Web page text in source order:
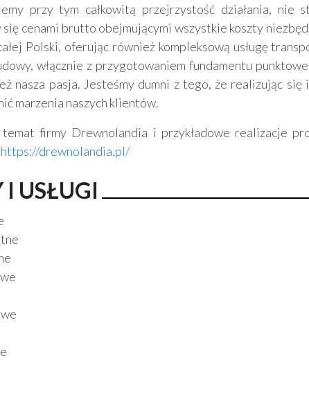
przy tym całkowitą przejrzystość działania, nie
się cenami brutto obejmującymi wszystkie koszty
Polski, oferując również kompleksową usługę
włącznie z przygotowaniem fundamentu
nasza pasja. Jesteśmy dumni z tego, że realizując się
marzenia naszych klientów.
firmy Drewnolandia i przykładowe realizacje
https://drewnolandia.pl/
I USŁUGI